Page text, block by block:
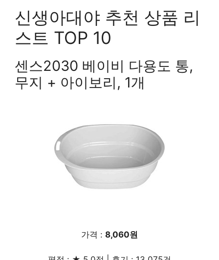
신생아대야 추천 상품 리
스트 TOP 10
센스2030 베이비 다용도 통,
무지 + 아이보리, 1개
가격 : 8,060원